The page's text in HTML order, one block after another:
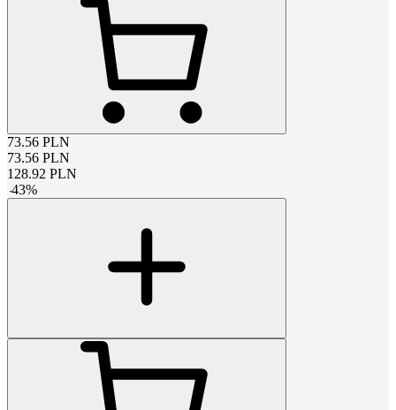
73.56 PLN
73.56 PLN
128.92 PLN
-43%